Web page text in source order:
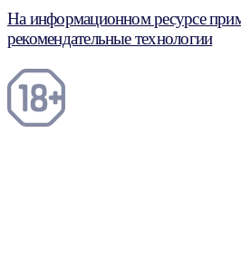
На информационном ресурсе
рекомендательные технологии